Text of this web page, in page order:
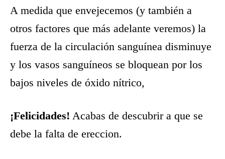
A medida que envejecemos (y también a
otros factores que más adelante veremos) la
fuerza de la circulación sanguínea disminuye
y los vasos sanguíneos se bloquean por los
bajos niveles de óxido nítrico,
¡Felicidades! Acabas de descubrir a que se
debe la falta de ereccion.